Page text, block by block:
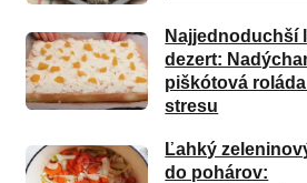
Najjednoduchší
dezert:
piškótová
stresu
Ľahký
do pohárov: